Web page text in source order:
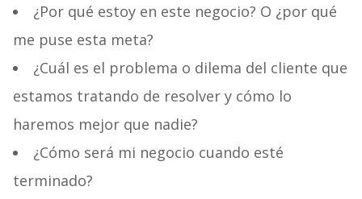
¿Por qué estoy en este negocio? O ¿por qué
me puse esta meta?
¿Cuál es el problema o dilema del cliente que
estamos tratando de resolver y cómo lo
haremos mejor que nadie?
¿Cómo será mi negocio cuando esté
terminado?